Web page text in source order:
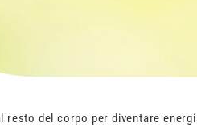
del corpo per diventare